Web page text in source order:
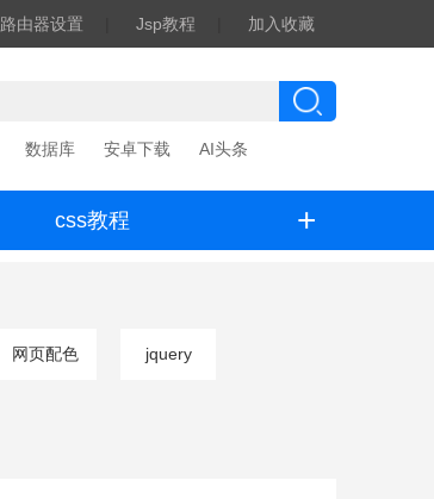
路由器设置 Jsp教程 加入收藏
数据库 安卓下载 AI头条
css教程 +
网页配色 jquery